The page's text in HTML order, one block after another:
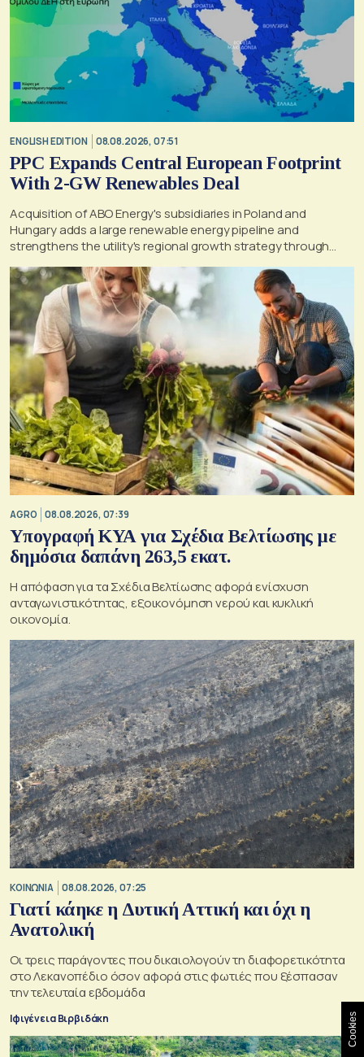
ENGLISH EDITION 08.08.2026, 07:51
PPC Expands Central European Footprint
With 2-GW Renewables Deal
Acquisition of ABO Energy's subsidiaries in Poland and
Hungary adds a large renewable energy pipeline and
strengthens the utility's regional growth strategy through
AGRO 08.08.2026, 07:39
Υπογραφή ΚΥΑ για Σχέδια Βελτίωσης με
δημόσια δαπάνη 263,5 εκατ.
Η απόφαση για τα Σχέδια Βελτίωσης αφορά ενίσχυση
ανταγωνιστικότητας, εξοικονόμηση νερού και κυκλική
οικονομία.
ΚΟΙΝΩΝΙΑ 08.08.2026, 07:25
Γιατί κάηκε η Δυτική Αττική και όχι η
Ανατολική
Oι τρεις παράγοντες που δικαιολογούν τη διαφορετικότητα
στο Λεκανοπέδιο όσον αφορά στις φωτιές που ξέσπασαν
την τελευταία εβδομάδα
Ιφιγένεια Βιρβιδάκη Cookies